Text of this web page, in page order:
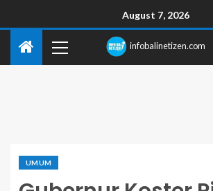
August 7, 2026
infobalinetizen.com
UMUM